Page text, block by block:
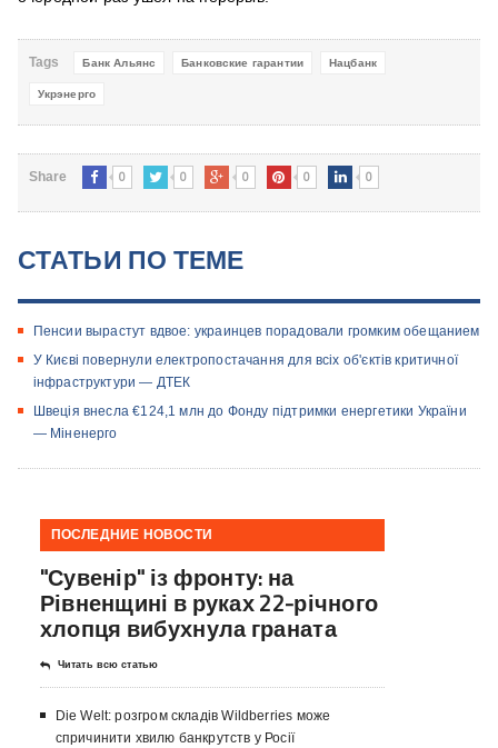
Tags Банк Альянс Банковские гарантии Нацбанк
Укрэнерго
Share 0 0 0 0 0
СТАТЬИ ПО ТЕМЕ
Пенсии вырастут вдвое: украинцев порадовали громким обещанием
У Києві повернули електропостачання для всіх об'єктів критичної
інфраструктури — ДТЕК
Швеція внесла €124,1 млн до Фонду підтримки енергетики України
— Міненерго
ПОСЛЕДНИЕ НОВОСТИ
"Сувенір" із фронту: на
Рівненщині в руках 22-річного
хлопця вибухнула граната
Читать всю статью
Die Welt: розгром складів Wildberries може
спричинити хвилю банкрутств у Росії